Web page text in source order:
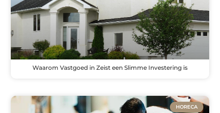
Waarom Vastgoed in Zeist een Slimme Investering is
HORECA